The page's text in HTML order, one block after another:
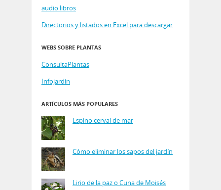
audio libros
Directorios y listados en Excel para descargar
WEBS SOBRE PLANTAS
ConsultaPlantas
Infojardin
ARTÍCULOS MÁS POPULARES
Espino cerval de mar
Cómo eliminar los sapos del jardín
Lirio de la paz o Cuna de Moisés